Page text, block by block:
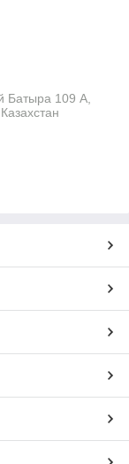
Батыра 109 А,